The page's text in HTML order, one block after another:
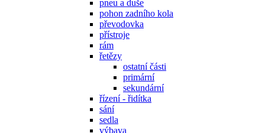
pneu a duše
pohon zadního kola
převodovka
přístroje
rám
řetězy
ostatní části
primární
sekundární
řízení - řidítka
sání
sedla
výbava